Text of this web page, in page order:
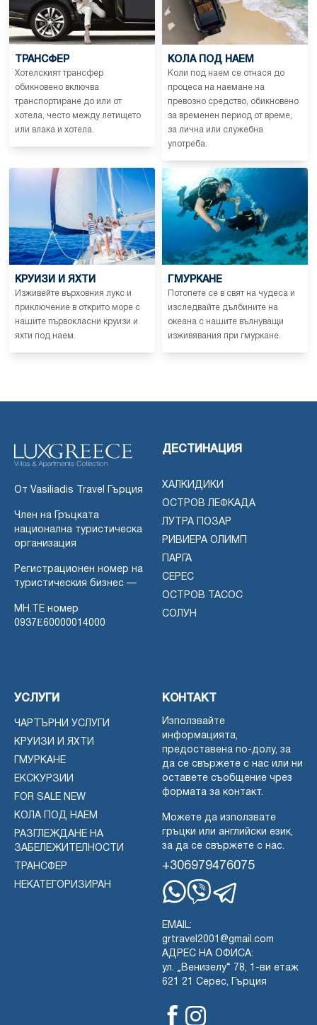
ТРАНСФЕР
Хотелският трансфер
обикновено включва
транспортиране до или от
хотела, често между летището
или влака и хотела.
КОЛА ПОД НАЕМ
Коли под наем се отнася до
процеса на наемане на
превозно средство, обикновено
за временен период от време,
за лична или служебна
употреба.
КРУИЗИ И ЯХТИ
Изживейте върховния лукс и
приключение в открито море с
нашите първокласни круизи и
яхти под наем.
ГМУРКАНЕ
Потопете се в свят на чудеса и
изследвайте дълбините на
океана с нашите вълнуващи
изживявания при гмуркане.
От Vasiliadis Travel Гърция
Член на Гръцката
национална туристическа
организация
Регистрационен номер на
туристическия бизнес —
MH.TE номер
0937Ε60000014000
ДЕСТИНАЦИЯ
ХАЛКИДИКИ
ОСТРОВ ЛЕФКАДА
ЛУТРА ПОЗАР
РИВИЕРА ОЛИМП
ПАРГА
СЕРЕС
ОСТРОВ ТАСОС
СОЛУН
УСЛУГИ
ЧАРТЪРНИ УСЛУГИ
КРУИЗИ И ЯХТИ
ГМУРКАНЕ
ЕКСКУРЗИИ
FOR SALE NEW
КОЛА ПОД НАЕМ
РАЗГЛЕЖДАНЕ НА
ЗАБЕЛЕЖИТЕЛНОСТИ
ТРАНСФЕР
НЕКАТЕГОРИЗИРАН
КОНТАКТ
Използвайте
информацията,
предоставена по-долу, за
да се свържете с нас или ни
оставете съобщение чрез
формата за контакт.
Можете да използвате
гръцки или английски език,
за да се свържете с нас.
+306979476075
EMAIL:
grtravel2001@gmail.com
АДРЕС НА ОФИСА:
ул. „Венизелу“ 78, 1-ви етаж
621 21 Серес, Гърция